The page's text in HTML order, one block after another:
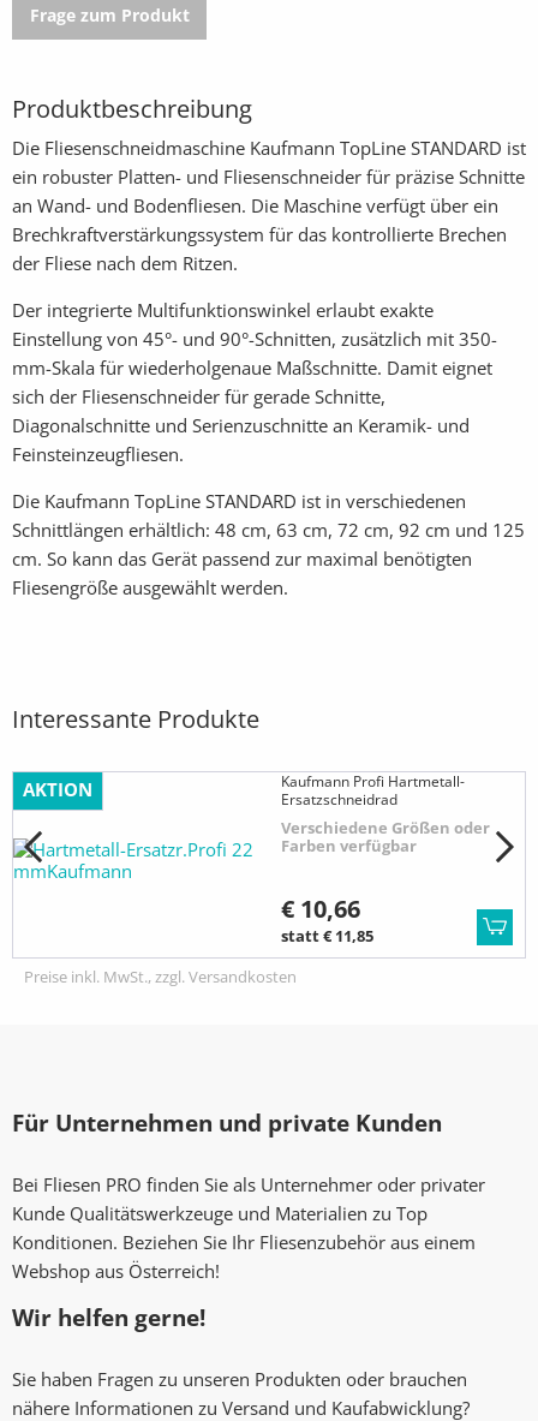
Frage zum Produkt
Produktbeschreibung
Die Fliesenschneidmaschine Kaufmann TopLine STANDARD ist
ein robuster Platten- und Fliesenschneider für präzise Schnitte
an Wand- und Bodenfliesen. Die Maschine verfügt über ein
Brechkraftverstärkungssystem für das kontrollierte Brechen
der Fliese nach dem Ritzen.
Der integrierte Multifunktionswinkel erlaubt exakte
Einstellung von 45°- und 90°-Schnitten, zusätzlich mit 350-
mm-Skala für wiederholgenaue Maßschnitte. Damit eignet
sich der Fliesenschneider für gerade Schnitte,
Diagonalschnitte und Serienzuschnitte an Keramik- und
Feinsteinzeugfliesen.
Die Kaufmann TopLine STANDARD ist in verschiedenen
Schnittlängen erhältlich: 48 cm, 63 cm, 72 cm, 92 cm und 125
cm. So kann das Gerät passend zur maximal benötigten
Fliesengröße ausgewählt werden.
Interessante Produkte
AKTION
Kaufmann Profi Hartmetall-
Ersatzschneidrad
Verschiedene Größen oder
Farben verfügbar
€ 10,66
statt € 11,85
Preise inkl. MwSt., zzgl. Versandkosten
Für Unternehmen und private Kunden
Bei Fliesen PRO finden Sie als Unternehmer oder privater
Kunde Qualitätswerkzeuge und Materialien zu Top
Konditionen. Beziehen Sie Ihr Fliesenzubehör aus einem
Webshop aus Österreich!
Wir helfen gerne!
Sie haben Fragen zu unseren Produkten oder brauchen
nähere Informationen zu Versand und Kaufabwicklung?